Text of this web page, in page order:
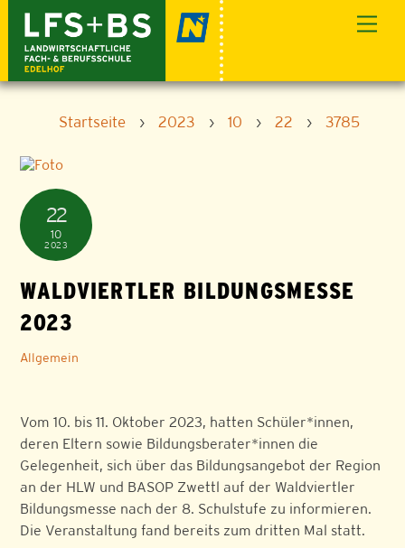
content
Startseite › 2023 › 10 › 22 › 3785
22
10
2023
WALDVIERTLER BILDUNGSMESSE
2023
Allgemein
Vom 10. bis 11. Oktober 2023, hatten Schüler*innen,
deren Eltern sowie Bildungsberater*innen die
Gelegenheit, sich über das Bildungsangebot der Region
an der HLW und BASOP Zwettl auf der Waldviertler
Bildungsmesse nach der 8. Schulstufe zu informieren.
Die Veranstaltung fand bereits zum dritten Mal statt.